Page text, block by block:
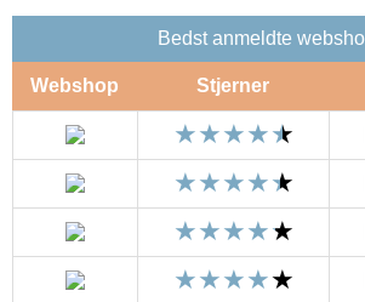
Bedst anmeldte
Webshop Stjerner